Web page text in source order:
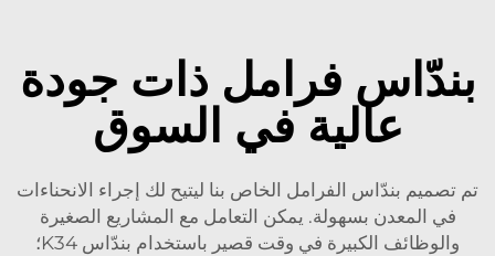
بندّاس فرامل ذات جودة
عالية في السوق
تم تصميم بندّاس الفرامل الخاص بنا ليتيح لك إجراء الانحناءات
في المعدن بسهولة. يمكن التعامل مع المشاريع الصغيرة
والوظائف الكبيرة في وقت قصير باستخدام بندّاس K34؛